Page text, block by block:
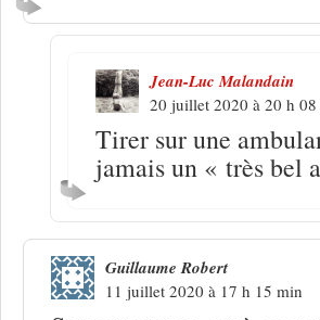
Jean-Luc Malandain
20 juillet 2020 à 20 h
Tirer sur une
jamais un « très bel
Guillaume Robert
11 juillet 2020 à 17 h 15 min